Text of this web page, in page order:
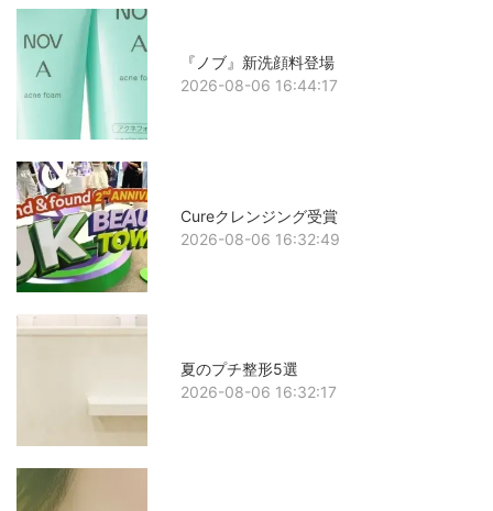
『ノブ』新洗顔料登場
2026-08-06 16:44:17
Cureクレンジング受賞
2026-08-06 16:32:49
夏のプチ整形5選
2026-08-06 16:32:17